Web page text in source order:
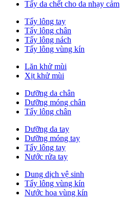
Tẩy da chết cho da nhạy cảm
Tẩy lông tay
Tẩy lông chân
Tẩy lông nách
Tẩy lông vùng kín
Lăn khử mùi
Xịt khử mùi
Dưỡng da chân
Dưỡng móng chân
Tẩy lông chân
Dưỡng da tay
Dưỡng móng tay
Tẩy lông tay
Nước rửa tay
Dung dịch vệ sinh
Tẩy lông vùng kín
Nước hoa vùng kín